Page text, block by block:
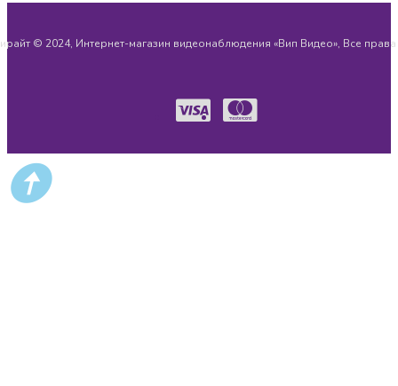
© 2024, Интернет-магазин видеонаблюдения «Вип Видео», Все